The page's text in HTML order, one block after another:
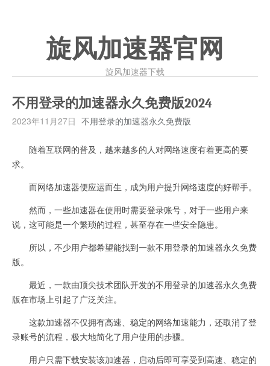
旋风加速器官网
旋风加速器下载
不用登录的加速器永久免费版2024
2023年11月27日 不用登录的加速器永久免费版
随着互联网的普及，越来越多的人对网络速度有着更高的要
求。
而网络加速器便应运而生，成为用户提升网络速度的好帮手。
然而，一些加速器在使用时需要登录账号，对于一些用户来
说，这可能是一个繁琐的过程，甚至存在一些安全隐患。
所以，不少用户都希望能找到一款不用登录的加速器永久免费
版。
最近，一款由顶尖技术团队开发的不用登录的加速器永久免费
版在市场上引起了广泛关注。
这款加速器不仅拥有高速、稳定的网络加速能力，还取消了登
录账号的流程，极大地简化了用户使用的步骤。
用户只需下载安装该加速器，启动后即可享受到高速、稳定的